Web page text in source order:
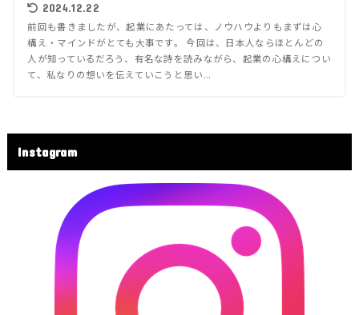
2024.12.22
前回も書きましたが、起業にあたっては、ノウハウよりもまずは心
構え・マインドがとても大事です。 今回は、日本人ならほとんどの
人が知っているだろう、有名な詩を読みながら、起業の心構えについ
て、私なりの想いを伝えていこうと思い...
Instagram